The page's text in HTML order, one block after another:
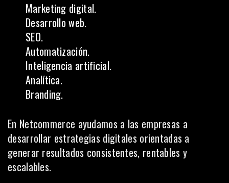
Marketing digital.
Desarrollo web.
SEO.
Automatización.
Inteligencia artificial.
Analítica.
Branding.
En Netcommerce ayudamos a las empresas a
desarrollar estrategias digitales orientadas a
generar resultados consistentes, rentables y
escalables.